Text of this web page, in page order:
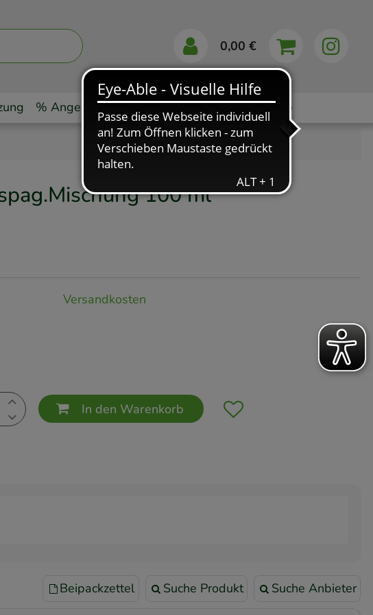
0,00 €
% Angebote Markenshops Ratgeber App
100 ml
Versandkosten
In den Warenkorb
Beipackzettel Suche Produkt Suche Anbieter